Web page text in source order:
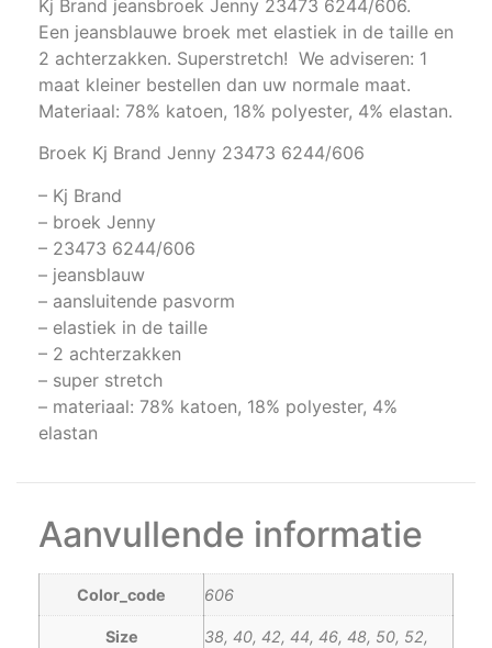
Kj Brand jeansbroek Jenny 23473 6244/606.
Een jeansblauwe broek met elastiek in de taille en
2 achterzakken. Superstretch! We adviseren: 1
maat kleiner bestellen dan uw normale maat.
Materiaal: 78% katoen, 18% polyester, 4% elastan.
Broek Kj Brand Jenny 23473 6244/606
– Kj Brand
– broek Jenny
– 23473 6244/606
– jeansblauw
– aansluitende pasvorm
– elastiek in de taille
– 2 achterzakken
– super stretch
– materiaal: 78% katoen, 18% polyester, 4%
elastan
Aanvullende informatie
Color_code 606
Size
38, 40, 42, 44, 46, 48, 50, 52,